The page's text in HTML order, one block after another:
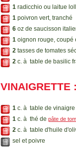
1 radicchio ou laitue
1 poivron vert, tranché
6 oz de saucisson
1 oignon rouge, coupé
2 tasses de tomates
2 c. à table de basilic
VINAIGRETTE :
1 c. à table de
1 c. à thé de pâte de
2 c. à table d'huile
sel et poivre